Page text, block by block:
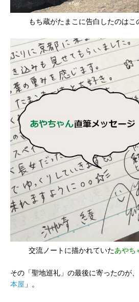
もち蔵がたまこに告白したのはこ
交流ノートに描かれていたあやち
その「聖地巡礼」の最後に寄ったのが
本屋 」。